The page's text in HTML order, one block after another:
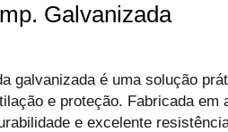
Galvanizada
galvanizada é uma solução
e proteção. Fabricada em
e excelente